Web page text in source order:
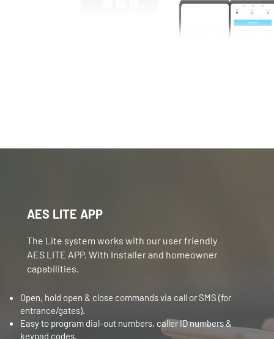
AES LITE APP
The Lite system works with our user friendly
AES LITE APP. With Installer and homeowner
capabilities.
Open, hold open & close commands via call or SMS (for
entrance/gates).
Easy to program dial-out numbers, caller ID numbers &
keypad codes.